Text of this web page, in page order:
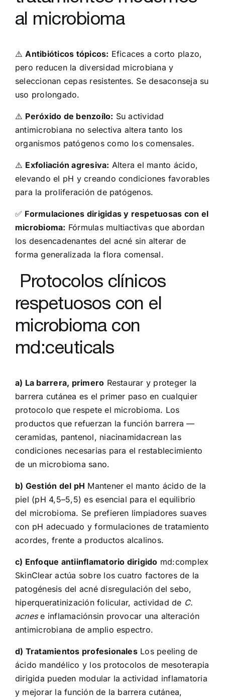
al microbioma
⚠️Antibióticos tópicos: Eficaces a corto plazo,
pero reducen la diversidad microbiana y
seleccionan cepas resistentes. Se desaconseja su
uso prolongado.
⚠️ Peróxido de benzoílo: Su actividad
antimicrobiana no selectiva altera tanto los
organismos patógenos como los comensales.
⚠️ Exfoliación agresiva: Altera el manto ácido,
elevando el pH y creando condiciones favorables
para la proliferación de patógenos.
✅ Formulaciones dirigidas y respetuosas con el
microbioma: Fórmulas multiactivas que abordan
los desencadenantes del acné sin alterar de
forma generalizada la flora comensal.
Protocolos clínicos
respetuosos con el
microbioma con
md:ceuticals
a) La barrera, primero Restaurar y proteger la
barrera cutánea es el primer paso en cualquier
protocolo que respete el microbioma. Los
productos que refuerzan la función barrera —
ceramidas, pantenol, niacinamidacrean las
condiciones necesarias para el restablecimiento
de un microbioma sano.
b) Gestión del pH Mantener el manto ácido de la
piel (pH 4,5–5,5) es esencial para el equilibrio
del microbioma. Se prefieren limpiadores suaves
con pH adecuado y formulaciones de tratamiento
acordes, frente a productos alcalinos.
c) Enfoque antiinflamatorio dirigido md:complex
SkinClear actúa sobre los cuatro factores de la
patogénesis del acné disregulación del sebo,
hiperqueratinización folicular, actividad de C.
acnese inflamaciónsin provocar una alteración
antimicrobiana de amplio espectro.
d) Tratamientos profesionalesLos peeling de
ácido mandélico y los protocolos de mesoterapia
dirigida pueden modular la actividad inflamatoria
y mejorar la función de la barrera cutánea,